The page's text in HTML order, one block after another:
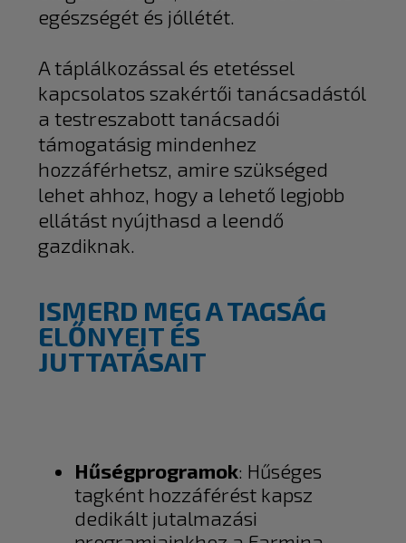
egészségét és jóllétét.
A táplálkozással és etetéssel
kapcsolatos szakértői tanácsadástól
a testreszabott tanácsadói
támogatásig mindenhez
hozzáférhetsz, amire szükséged
lehet ahhoz, hogy a lehető legjobb
ellátást nyújthasd a leendő
gazdiknak.
ISMERD MEG A TAGSÁG
ELŐNYEIT ÉS
JUTTATÁSAIT
Hűségprogramok: Hűséges
tagként hozzáférést kapsz
dedikált jutalmazási